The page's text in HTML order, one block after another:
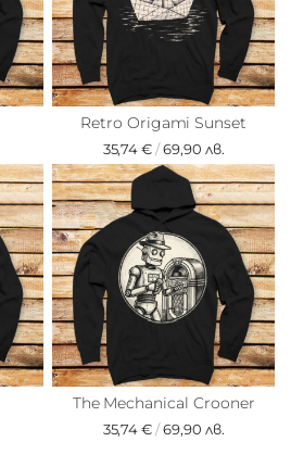
Retro Origami Sunset
35,74 €/69,90 лв.
The Mechanical Crooner
35,74 €/69,90 лв.